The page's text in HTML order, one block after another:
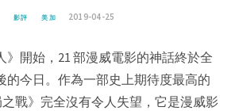
影評 美加 2019-04-25
》開始，21 部漫威電影的神話終於全
的今日。作為一部史上期待度最高的
戰》完全沒有令人失望，它是漫威影